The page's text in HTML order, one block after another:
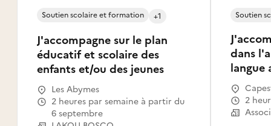
J'accompagne sur le plan
éducatif et scolaire des
enfants et/ou des jeunes
Soutien scolaire et formation +1
Les Abymes
2 heures par semaine à partir du
6 septembre
dans
langue
Soutien
2